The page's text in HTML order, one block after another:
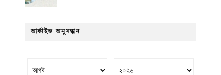
আর্কাইভ অনুসন্ধান